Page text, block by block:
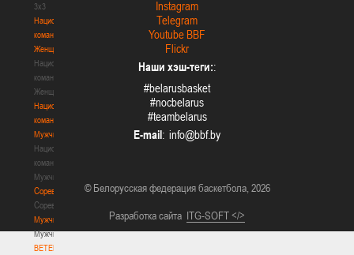
3х3
Национальная
команда.
Женщины
Национальная
команда.
Женщины
Национальная
команда.
Мужчины
Национальная
команда.
Мужчины
Соревнования
Соревнования
Мужчины
Мужчины
BETERA
Instagram
Telegram
Youtube BBF
Flickr
Наши хэш-теги::
#belarusbasket
#nocbelarus
#teambelarus
E-mail:
© Белорусская федерация баскетбола, 2026
Разработка сайта ITG-SOFT </>